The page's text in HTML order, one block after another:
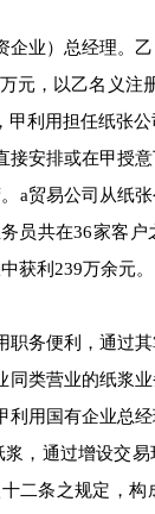
业）总经理。乙
，以乙名义注
利用担任纸张
安排或在甲授
a贸易公司从纸
员共在36家客户
获利239万余元。
务便利，通过其
同类营业的纸浆
用国有企业总
，通过增设交易
二条之规定，